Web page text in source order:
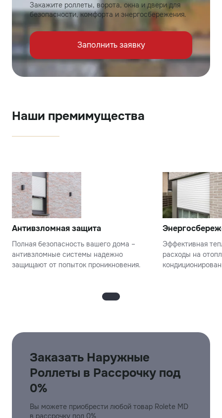
Закажите роллеты, ворота, окна и двери для
безопасности, комфорта и энергосбережения.
Заполнить заявку
Наши премимущества
Антивзломная защита
Полная безопасность вашего дома –
антивзломные системы надежно
защищают от попыток проникновения.
Эффективная
расходы на
Заказать Наружные
Роллеты в Рассрочку под
0%
Вы можете приобрести любой товар Rolete MD
в рассрочку под 0%